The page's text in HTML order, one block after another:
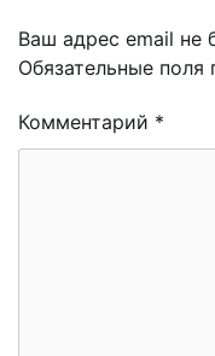
Ваш адрес email не
Обязательные поля
Комментарий *